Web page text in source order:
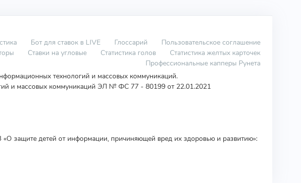
Бот для ставок в LIVE Глоссарий
Пользовательское соглашение
Ставки на угловые Статистика голов
Статистика желтых карточек
Профессиональные капперы Рунета
технологий и массовых коммуникаций.
и массовых коммуникаций ЭЛ № ФС 77 - 80199 от 22.01.2021
защите детей от информации, причиняющей вред их здоровью и развитию»: